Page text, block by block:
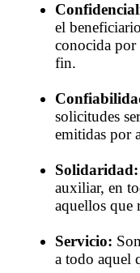
el
conocida
fin.
solicitudes
emitidas por
Solidaridad:
auxiliar, en
aquellos que
Servicio:
a todo aquel